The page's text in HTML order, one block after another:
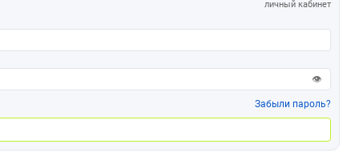
личный кабинет
👁
Забыли пароль?